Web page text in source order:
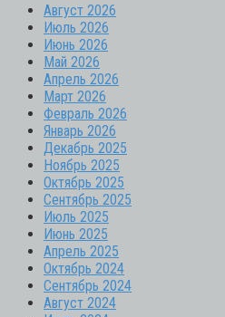
Август 2026
Июль 2026
Июнь 2026
Май 2026
Апрель 2026
Март 2026
Февраль 2026
Январь 2026
Декабрь 2025
Ноябрь 2025
Октябрь 2025
Сентябрь 2025
Июль 2025
Июнь 2025
Апрель 2025
Октябрь 2024
Сентябрь 2024
Август 2024